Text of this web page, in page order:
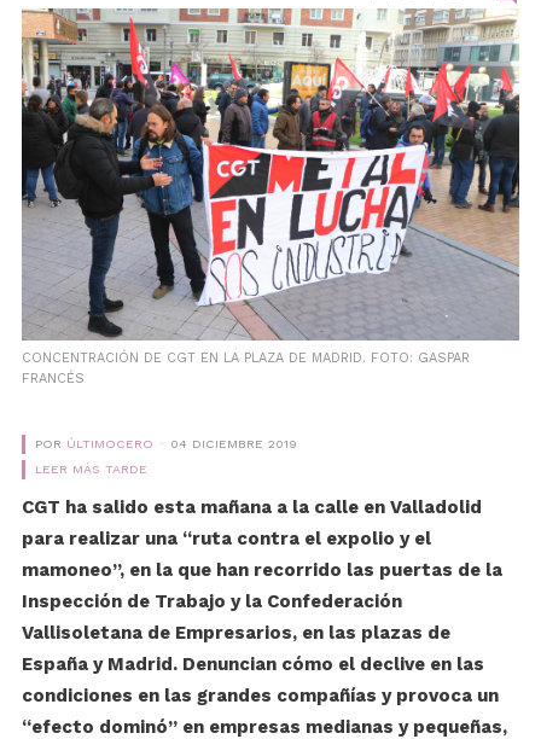
CONCENTRACIÓN DE CGT EN LA PLAZA DE MADRID. FOTO: GASPAR
FRANCÉS
POR ÚLTIMOCERO
04 DICIEMBRE 2019
LEER MÁS TARDE
CGT ha salido esta mañana a la calle en Valladolid
para realizar una “ruta contra el expolio y el
mamoneo”, en la que han recorrido las puertas de la
Inspección de Trabajo y la Confederación
Vallisoletana de Empresarios, en las plazas de
España y Madrid. Denuncian cómo el declive en las
condiciones en las grandes compañías y provoca un
“efecto dominó” en empresas medianas y pequeñas,